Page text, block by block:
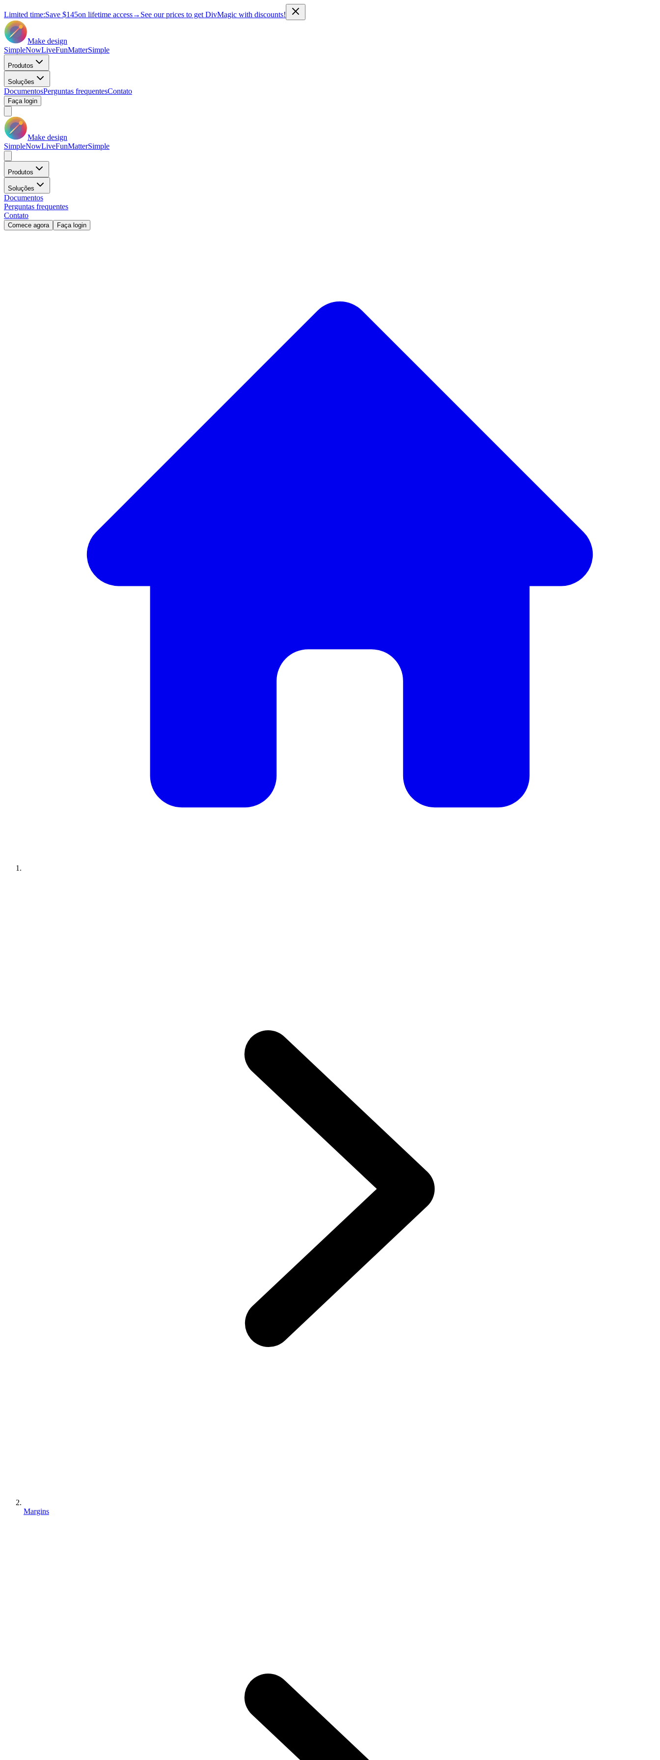
Limited time:Save $145on lifetime access→ See our prices to get DivMagic with discounts!
Make design
SimpleNowLiveFunMatterSimple
Produtos
Soluções
DocumentosPerguntas frequentesContato
Faça login
Make design
SimpleNowLiveFunMatterSimple
Produtos
Soluções
Documentos
Perguntas frequentes
Contato
Comece agora Faça login
Margins